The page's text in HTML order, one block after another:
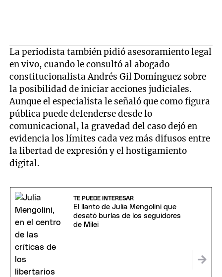
La periodista también pidió asesoramiento legal
en vivo, cuando le consultó al abogado
constitucionalista Andrés Gil Domínguez sobre
la posibilidad de iniciar acciones judiciales.
Aunque el especialista le señaló que como figura
pública puede defenderse desde lo
comunicacional, la gravedad del caso dejó en
evidencia los límites cada vez más difusos entre
la libertad de expresión y el hostigamiento
digital.
TE PUEDE INTERESAR
El llanto de Julia Mengolini que
desató burlas de los seguidores
de Milei